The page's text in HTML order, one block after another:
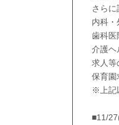
さらに
内科・
歯科医
介護ヘ
求人等
保育園
※上記
■11/